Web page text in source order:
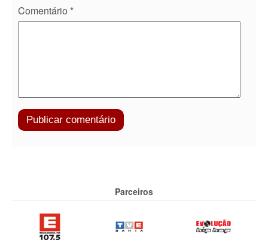
Comentário *
Parceiros